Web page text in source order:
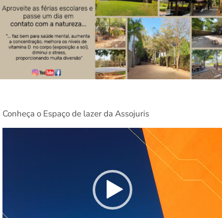
Conheça o Espaço de lazer da Assojuris